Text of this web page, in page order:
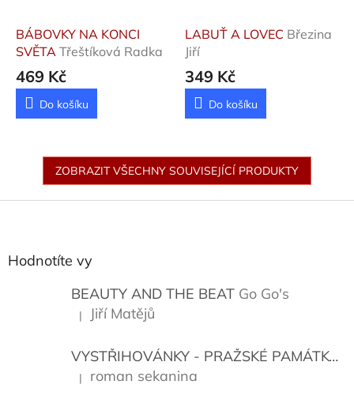
BÁBOVKY NA KONCI
SVĚTA Třeštíková Radka
469 Kč
Do košíku
LABUŤ A LOVEC Březina
Jiří
349 Kč
Do košíku
ZOBRAZIT VŠECHNY SOUVISEJÍCÍ PRODUKTY
Hodnotíte vy
BEAUTY AND THE BEAT Go Go's
Hodnocení produktu je 5 z 5 hvězdiček.
| Jiří Matějů
VYSTŘIHOVÁNKY - PRAŽSKÉ PAMÁTKY
Hodnocení produktu je 5 z 5 hvězdiček.
| roman sekanina